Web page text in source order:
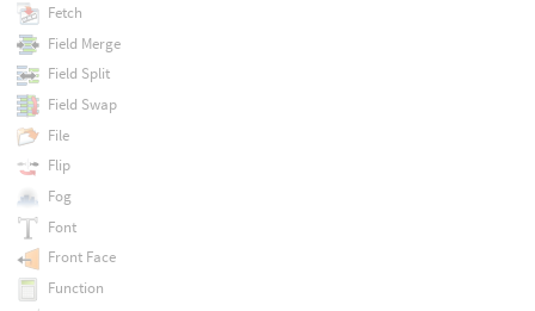
Fetch
Field Merge
Field Split
Field Swap
File
Flip
Fog
Font
Front Face
Function